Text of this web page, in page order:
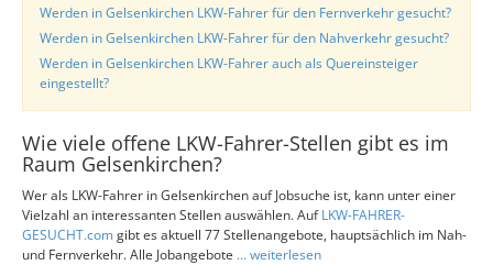
Werden in Gelsenkirchen LKW-Fahrer für den Fernverkehr gesucht?
Werden in Gelsenkirchen LKW-Fahrer für den Nahverkehr gesucht?
Werden in Gelsenkirchen LKW-Fahrer auch als Quereinsteiger
eingestellt?
Wie viele offene LKW-Fahrer-Stellen gibt es im
Raum Gelsenkirchen?
Wer als LKW-Fahrer in Gelsenkirchen auf Jobsuche ist, kann unter einer
Vielzahl an interessanten Stellen auswählen. AufLKW-FAHRER-
GESUCHT.comgibt es aktuell 77 Stellenangebote, hauptsächlich im Nah-
und Fernverkehr. Alle Jobangebote ... weiterlesen